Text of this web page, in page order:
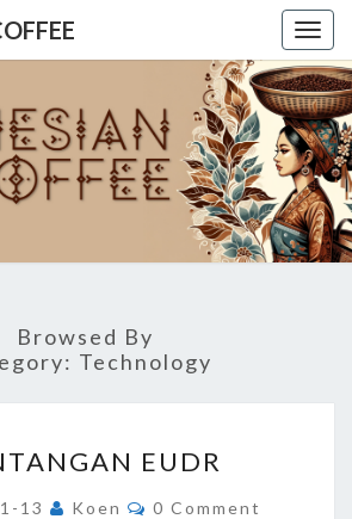
Browsed By
Technology
EUDREUDR
13 Koen Comments
0 Comment